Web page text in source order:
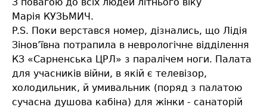
З повагою до всіх людей літнього віку
Марія КУЗЬМИЧ.
P.S. Поки верстався номер, дізнались, що Лідія
Зінов’ївна потрапила в неврологічне відділення
КЗ «Сарненська ЦРЛ» з паралічем ноги. Палата
для учасників війни, в якій є телевізор,
холодильник, й умивальник (поряд з палатою
сучасна душова кабіна) для жінки - санаторій